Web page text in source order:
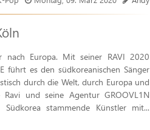
nach Europa. Mit seiner RAVI 2020
führt es den südkoreanischen Sänger
durch die Welt, durch Europa und
und seine Agentur GROOVL1N
stammende Künstler mit...